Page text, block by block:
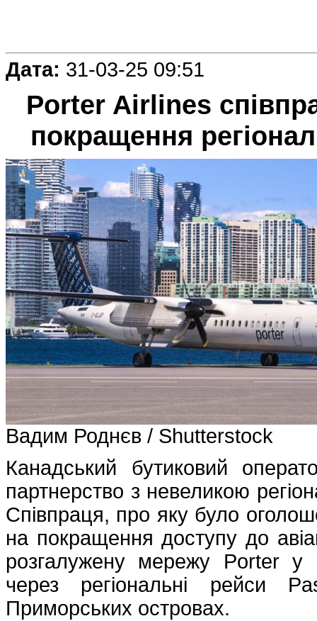
Дата: 31-03-25 09:51
Porter Airlines
покращення
Вадим Роднєв / Shutterstock
Канадський бутиковий
партнерство з невеликою
Співпраця, про яку було
на покращення доступу до
розгалужену мережу Porter у
через регіональні рейси
Приморських островах.